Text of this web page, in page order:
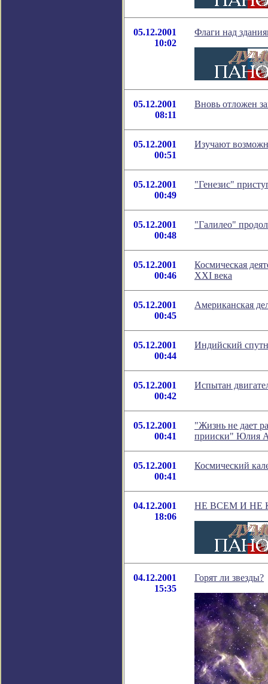
05.12.2001
10:02
Флаги над
05.12.2001
08:11
Вновь отложен
05.12.2001
00:51
Изучают
05.12.2001
00:49
"Генезис"
05.12.2001
00:48
"Галилео"
05.12.2001
00:46
Космическая
XXI века
05.12.2001
00:45
Американская
05.12.2001
00:44
Индийский
05.12.2001
00:42
Испытан
05.12.2001
00:41
"Жизнь не дает
прииски" Юлия
05.12.2001
00:41
Космический
04.12.2001
18:06
НЕ ВСЕМ И НЕ
04.12.2001
15:35
Горят ли звезды?